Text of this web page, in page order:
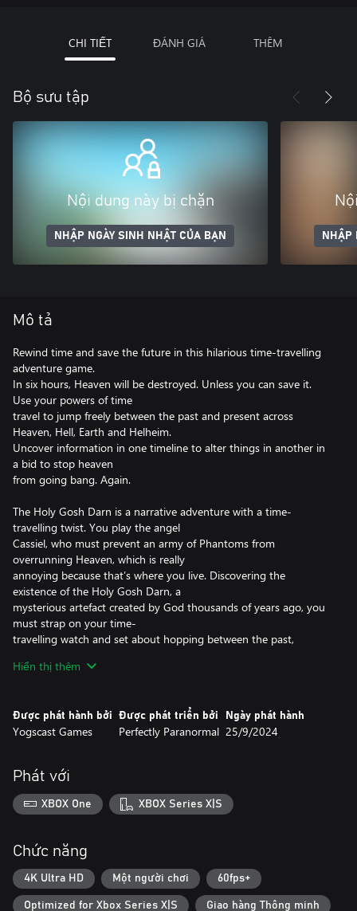
CHI TIẾT ĐÁNH GIÁ THÊM
Bộ sưu tập
Nội dung này bị chặn
NHẬP NGÀY SINH NHẬT CỦA BẠN NHẬP
Mô tả
Rewind time and save the future in this hilarious time-travelling
adventure game.
In six hours, Heaven will be destroyed. Unless you can save it.
Use your powers of time
travel to jump freely between the past and present across
Heaven, Hell, Earth and Helheim.
Uncover information in one timeline to alter things in another in
a bid to stop heaven
from going bang. Again.
The Holy Gosh Darn is a narrative adventure with a time-
travelling twist. You play the angel
Cassiel, who must prevent an army of Phantoms from
overrunning Heaven, which is really
annoying because that’s where you live. Discovering the
existence of the Holy Gosh Darn, a
mysterious artefact created by God thousands of years ago, you
must strap on your time-
travelling watch and set about hopping between the past,
of ridiculous characters across dynamically changing locations in
It's a laugh-out-loud action adventure spanning multiple time
answer all of life’s most enduring questions, such as why time
travel makes you barf; why
only angels get to swear and why skipping dialogue is totally fine
when you’ve only six hours
Expect outrageous humour, inventive puzzles and laugh-out-
loud set pieces with
Metroidvania-style progression – all expertly crafted by Perfectly
Hiển thị thêm
Được phát hành bởi
Yogscast Games
Được phát triển bởi
Perfectly Paranormal
Ngày phát hành
25/9/2024
Phát với
XBOX One XBOX Series X|S
Chức năng
4K Ultra HD Một người chơi 60fps+
Optimized for Xbox Series X|S Giao hàng Thông minh